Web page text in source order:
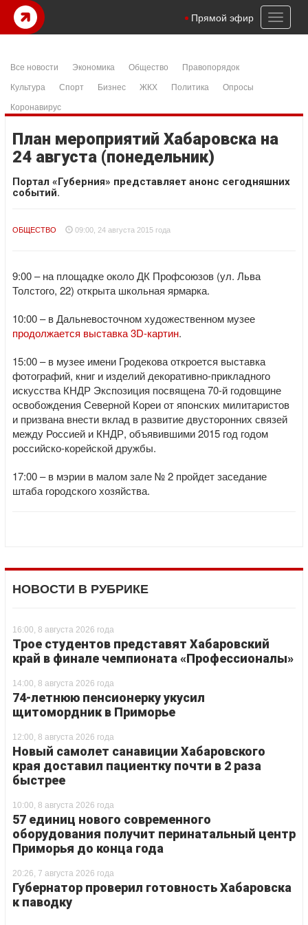
Toggle
Прямой эфир
Все новости Экономика Общество
Правопорядок
Культура
Спорт Бизнес ЖКХ Политика
Опросы
Коронавирус
План мероприятий Хабаровска на
24 августа (понедельник)
Портал «Губерния» представляет анонс сегодняшних
событий.
ОБЩЕСТВО 09:00, 24 августа 2015 года
9:00 – на площадке около ДК Профсоюзов (ул. Льва
Толстого, 22) открыта школьная ярмарка.
10:00 – в Дальневосточном художественном музее
продолжается выставка 3D-картин.
15:00 – в музее имени Гродекова откроется выставка
фотографий, книг и изделий декоративно-прикладного
искусства КНДР Экспозиция посвящена 70-й годовщине
освобождения Северной Кореи от японских милитаристов
и призвана внести вклад в развитие двусторонних связей
между Россией и КНДР, объявившими 2015 год годом
российско-корейской дружбы.
17:00 – в мэрии в малом зале № 2 пройдет заседание
штаба городского хозяйства.
НОВОСТИ В РУБРИКЕ
16:00, 8 августа 2026 года
Трое студентов представят Хабаровский
край в финале чемпионата «Профессионалы»
14:00, 8 августа 2026 года
74-летнюю пенсионерку укусил
щитомордник в Приморье
12:00, 8 августа 2026 года
Новый самолет санавиции Хабаровского
края доставил пациентку почти в 2 раза
быстрее
10:00, 8 августа 2026 года
57 единиц нового современного
оборудования получит перинатальный центр
Приморья до конца года
20:26, 7 августа 2026 года
Губернатор проверил готовность Хабаровска
к паводку